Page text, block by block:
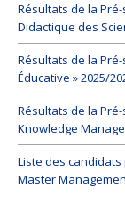
Résultats de la
Didactique des
Résultats de la
Éducative » 2025/
Résultats de la
Knowledge
Liste des
Master